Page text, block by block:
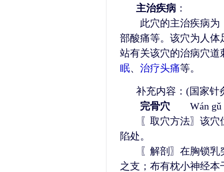
主治疾病 ：
此穴的主治疾病为
部酸痛等。该穴为人
站有关该穴的治病穴道
眠、 治疗头痛等。
补充内容：(国家针
完骨穴 Wán gǔ
〖取穴方法〗该穴
陷处。
〖解剖〗在胸锁乳
之支；布有枕小神经本